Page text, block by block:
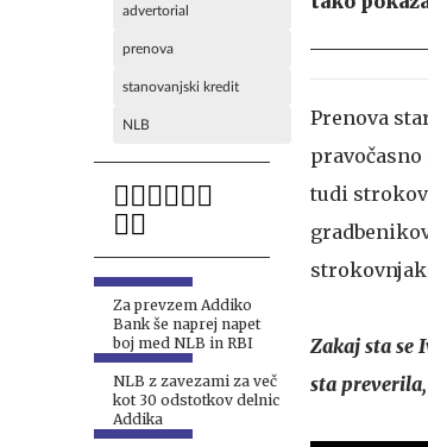
advertorial
prenova
stanovanjski kredit
NLB
Za prevzem Addiko
Bank še naprej napet
boj med NLB in RBI
NLB z zavezami za več
kot 30 odstotkov delnic
Addika
Prenova
tudi
Zakaj sta se
sta